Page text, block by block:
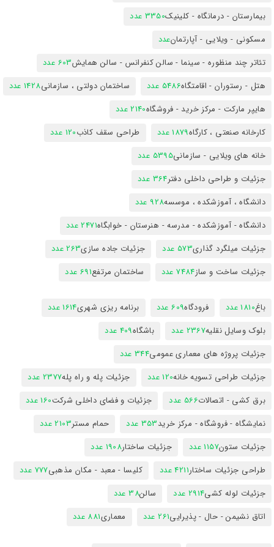
بیمارستان - درمانگاه - کلینیک3350 عدد
مسکونی - ویلایی - آپارتمانعدد
تئاتر چند منظوره - سینما - سالن کنفرانس - سالن همایش603 عدد
هتل - رستوران - اقامتگاه5486 عدد ساختمان دولتی ، سازمانی1428 عدد
هایپر مارکت - مرکز خرید - فروشگاه2140 عدد
کارخانه صنعتی ، کارگاه1879 عدد طراحی سقف کاذب120 عدد
خانه های ویلایی - سازمانی5395 عدد
جزئیات و طراحی داخلی دفتر364 عدد
دانشگاه ، آموزشکده ، موسسه928 عدد
دانشگاه - آموزشکده - مدرسه - هنرستان - خوابگاه2471 عدد
جزئیات میلگرد گذاری573 عدد جزئیات جاده سازی263 عدد
جزئیات ساخت و ساز7484 عدد ساختمان مرتفع691 عدد
باغ1810 عدد فرودگاه609 عدد برنامه ریزی شهری1614 عدد
بلوک وسایل نقلیه2367 عدد باشگاه409 عدد
جزئیات پروژه های معماری عمومی344 عدد
جزئیات طراحی تسویه خانه120 عدد جزئیات پله و راه پله2377 عدد
برق کشی - اتصالات566 عدد جزئیات و فضای داخلی شرکت160 عدد
نمایشگاه - فروشگاه - مرکز خرید353 عدد حمام مستر2103 عدد
جزئیات ستون1157 عدد جزئیات ساختار1908 عدد
طراحی جزئیات ساختار4211 عدد کلیسا - معبد - مکان مذهبی777 عدد
جزئیات لوله کشی2914 عدد سالن38 عدد
اتاق نشیمن - حال - پذیرایی261 عدد معماری881 عدد